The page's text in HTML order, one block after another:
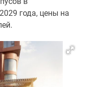
года, цены на